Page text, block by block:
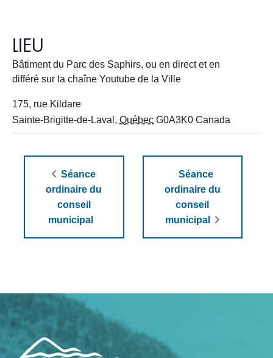
LIEU
Bâtiment du Parc des Saphirs, ou en direct et en
différé sur la chaîne Youtube de la Ville
175, rue Kildare
Sainte-Brigitte-de-Laval , Québec G0A3K0 Canada
Séance
ordinaire du
conseil
municipal
Séance
ordinaire du
conseil
municipal
Navigation
de